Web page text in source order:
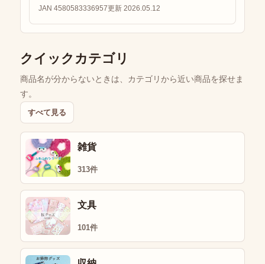
JAN 4580583336957更新 2026.05.12
クイックカテゴリ
商品名が分からないときは、カテゴリから近い商品を探せま
す。
すべて見る
雑貨
313件
文具
101件